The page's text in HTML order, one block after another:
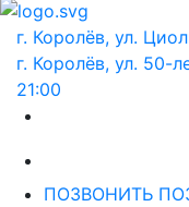
г. Королёв, ул.
г. Королёв, ул. 50-
21:00
ПОЗВОНИТЬ